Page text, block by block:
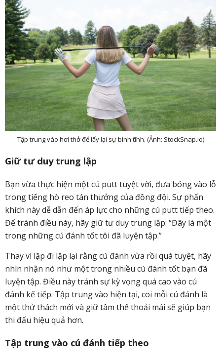
Tập trung vào hơi thở để lấy lại sự bình tĩnh. (Ảnh: StockSnap.io)
Giữ tư duy trung lập
Bạn vừa thực hiện một cú putt tuyệt vời, đưa bóng vào lỗ
trong tiếng hò reo tán thưởng của đồng đội. Sự phấn
khích này dễ dẫn đến áp lực cho những cú putt tiếp theo.
Để tránh điều này, hãy giữ tư duy trung lập: “Đây là một
trong những cú đánh tốt tôi đã luyện tập.”
Thay vì lặp đi lặp lại rằng cú đánh vừa rồi quá tuyệt, hãy
nhìn nhận nó như một trong nhiều cú đánh tốt bạn đã
luyện tập. Điều này tránh sự kỳ vọng quá cao vào cú
đánh kế tiếp. Tập trung vào hiện tại, coi mỗi cú đánh là
một thử thách mới và giữ tâm thế thoải mái sẽ giúp bạn
thi đấu hiệu quả hơn.
Tập trung vào cú đánh tiếp theo